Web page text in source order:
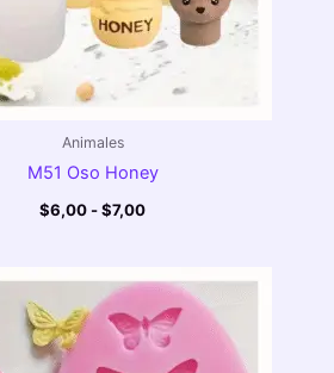
Animales
M51 Oso Honey
$6,00 - $7,00